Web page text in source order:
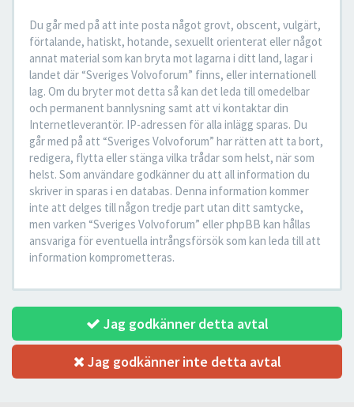
Du går med på att inte posta något grovt, obscent, vulgärt,
förtalande, hatiskt, hotande, sexuellt orienterat eller något
annat material som kan bryta mot lagarna i ditt land, lagar i
landet där “Sveriges Volvoforum” finns, eller internationell
lag. Om du bryter mot detta så kan det leda till omedelbar
och permanent bannlysning samt att vi kontaktar din
Internetleverantör. IP-adressen för alla inlägg sparas. Du
går med på att “Sveriges Volvoforum” har rätten att ta bort,
redigera, flytta eller stänga vilka trådar som helst, när som
helst. Som användare godkänner du att all information du
skriver in sparas i en databas. Denna information kommer
inte att delges till någon tredje part utan ditt samtycke,
men varken “Sveriges Volvoforum” eller phpBB kan hållas
ansvariga för eventuella intrångsförsök som kan leda till att
information komprometteras.
Jag godkänner detta avtal
Jag godkänner inte detta avtal